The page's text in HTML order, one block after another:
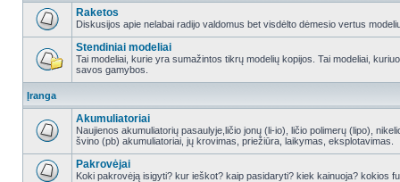
Raketos
Diskusijos apie nelabai radijo valdomus bet visdėlto dėmesio vertus
Stendiniai modeliai
Tai modeliai, kurie yra sumažintos tikrų modelių kopijos. Tai modeliai,
savos gamybos.
Įranga
Akumuliatoriai
Naujienos akumuliatorių pasaulyje,ličio jonų (li-io), ličio polimerų (lipo),
švino (pb) akumuliatoriai, jų krovimas, priežiūra, laikymas, eksplotavimas.
Pakrovėjai
Koki pakrovėją isigyti? kur ieškot? kaip pasidaryti? kiek kainuoja? kokios